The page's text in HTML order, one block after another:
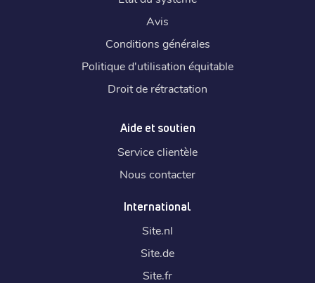
Avis
Conditions générales
Politique d'utilisation équitable
Droit de rétractation
Aide et soutien
Service clientèle
Nous contacter
International
Site.nl
Site.de
Site.fr